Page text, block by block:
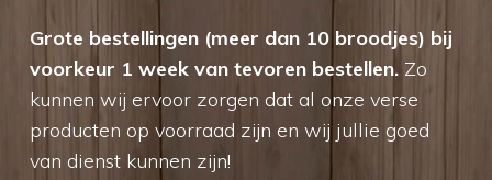
Grote bestellingen (meer dan 10 broodjes) bij
voorkeur 1 week van tevoren bestellen.Zo
kunnen wij ervoor zorgen dat al onze verse
producten op voorraad zijn en wij jullie goed
van dienst kunnen zijn!